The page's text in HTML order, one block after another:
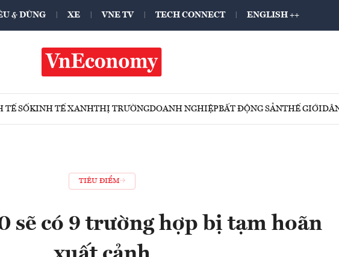
& DÙNG XE VNE TV TECH CONNECT ENGLISH ++
TẾ SỐKINH TẾ XANHTHỊ TRƯỜNGDOANH NGHIỆPBẤT ĐỘNG SẢNTHẾ GIỚI
TIÊU ĐIỂM
sẽ có 9 trường hợp bị tạm hoãn